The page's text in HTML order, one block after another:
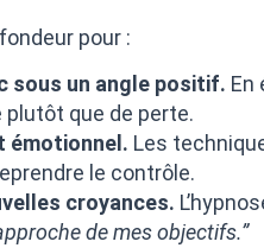
pour :
sous un angle positif. En
plutôt que de perte.
émotionnel. Les
le contrôle.
croyances.
de mes objectifs.”